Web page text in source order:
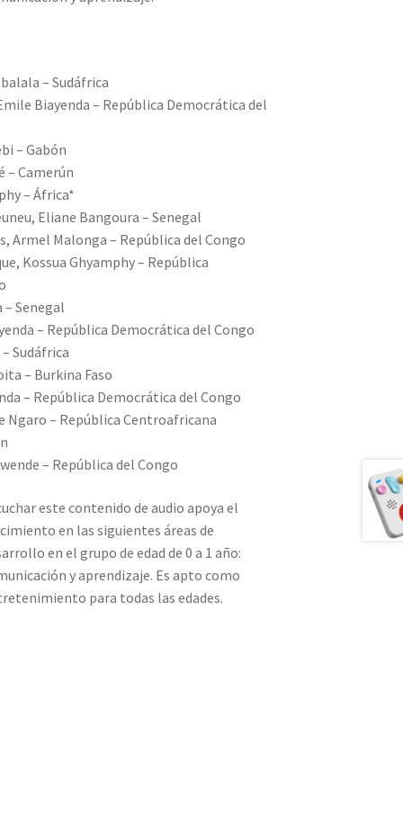
– Sudáfrica
Biayenda – República Democrática del
– Gabón
– Camerún
– África*
Eliane Bangoura – Senegal
Armel Malonga – República del Congo
Kossua Ghyamphy – República
Senegal
– República Democrática del Congo
Sudáfrica
– Burkina Faso
– República Democrática del Congo
Ngaro – República Centroafricana
– República del Congo
este contenido de audio apoya el
en las siguientes áreas de
en el grupo de edad de 0 a 1 año:
y aprendizaje. Es apto como
para todas las edades.